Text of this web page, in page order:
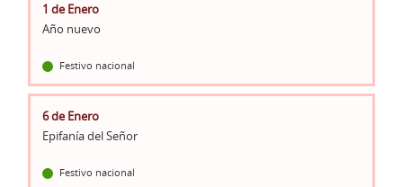
1 de Enero
Año nuevo
Festivo nacional
6 de Enero
Epifanía del Señor
Festivo nacional